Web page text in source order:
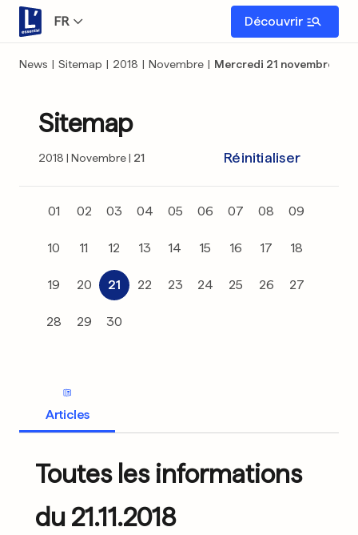
FR Découvrir
News | Sitemap | 2018 | Novembre | Mercredi 21 novembre
Sitemap
2018 Novembre 21 Réinitialiser
01 02 03 04 05 06 07 08 09
10 11 12 13 14 15 16 17 18
19 20 21 22 23 24 25 26 27
28 29 30
Articles
Toutes les informations
du 21.11.2018